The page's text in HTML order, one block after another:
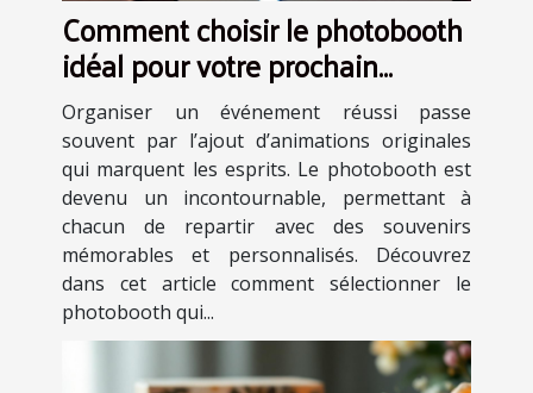
Comment choisir le photobooth
idéal pour votre prochain
événement ?
Organiser un événement réussi passe
souvent par l’ajout d’animations originales
qui marquent les esprits. Le photobooth est
devenu un incontournable, permettant à
chacun de repartir avec des souvenirs
mémorables et personnalisés. Découvrez
dans cet article comment sélectionner le
photobooth qui...